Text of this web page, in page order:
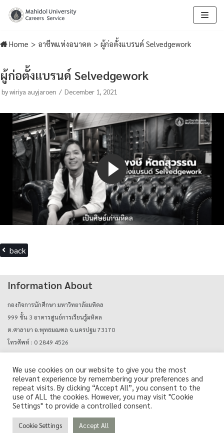
to
Home > อาชีพแห่งอนาคต > ผู้ก่อตั้งแบรนด์ Selvedgework
ผู้ก่อตั้งแบรนด์ Selvedgework
bywiriya auyjaroen December 1, 2021
back
Information About
กองกิจการนักศึกษา มหาวิทยาลัยมหิดล
999 ชั้น 3 อาคารศูนย์การเรียนรู้มหิดล
ต.ศาลายา อ.พุทธมณฑล จ.นครปฐม 73170
โทรศัพท์ : 0 2849 4526
E-mail : mahidolcareers@mahidol.ac.th
Login with mu_authen
We use cookies on our website to give you the most
relevant experience by remembering your preferences and
repeat visits. By clicking “Accept All”, you consent to the
use of ALL the cookies. However, you may visit "Cookie
Settings" to provide a controlled consent.
Cookie Settings Accept All